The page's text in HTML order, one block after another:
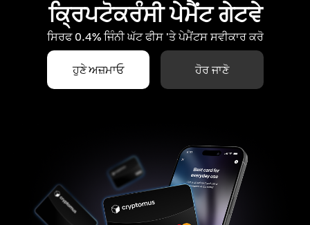
ਕ੍ਰਿਪਟੋਕਰੰਸੀ ਪੇਮੈਂਟ ਗੇਟਵੇ
ਸਿਰਫ 0.4% ਜਿੰਨੀ ਘੱਟ ਫੀਸ 'ਤੇ ਪੇਮੈਂਟਸ ਸਵੀਕਾਰ ਕਰੋ
ਹੁਣੇ ਅਜ਼ਮਾਓ ਹੋਰ ਜਾਣੋ